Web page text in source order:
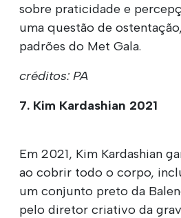
sobre praticidade e
uma questão de
padrões do Met Gala.
créditos: PA
7. Kim Kardashian 2021
Em 2021, Kim Kardashian
ao cobrir todo o corpo,
um conjunto preto da
pelo diretor criativo da